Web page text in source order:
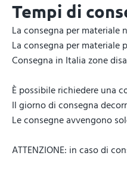
Tempi di
La consegna per materiale
La consegna per materiale
Consegna in Italia zone
È possibile richiedere una
Il giorno di consegna
Le consegne avvengono
ATTENZIONE: in caso di